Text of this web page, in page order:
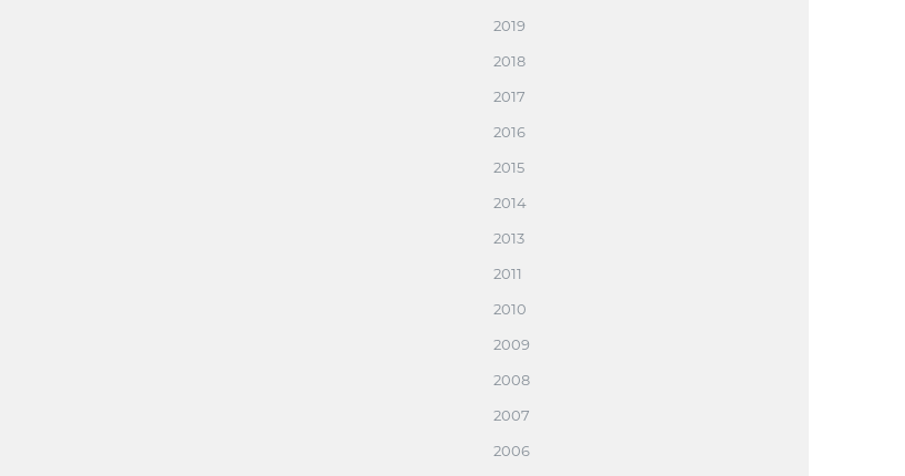
2019
2018
2017
2016
2015
2014
2013
2011
2010
2009
2008
2007
2006